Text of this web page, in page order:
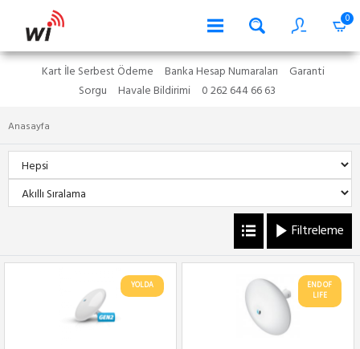
0
Kart İle Serbest Ödeme Banka Hesap Numaraları
Garanti
Sorgu
Havale Bildirimi 0 262 644 66 63
Anasayfa
Filtreleme
YOLDA
END OF
LIFE